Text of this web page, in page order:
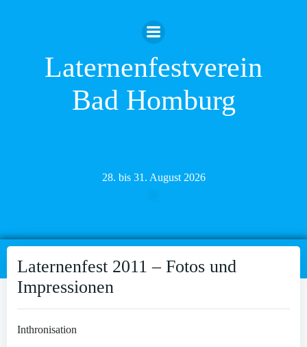
Inhalt
springen
Laternenfestverein
Bad Homburg
28. bis 31. August 2026
Laternenfest 2011 – Fotos und
Impressionen
Inthronisation